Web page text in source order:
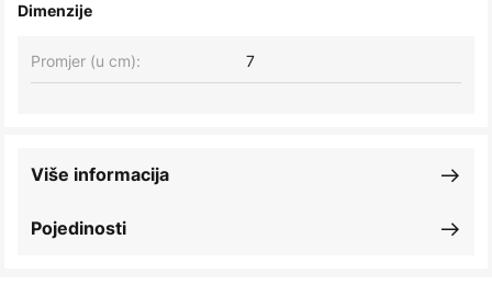
Dimenzije
Promjer (u cm): 7
Pojedinosti
Više informacija